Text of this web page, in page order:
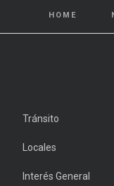
HOME
Tránsito
Locales
Interés General